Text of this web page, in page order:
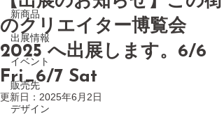
新商品
出展情報
イベント
販売先
デザイン
のクリエイター博覧会
2025 へ出展します。6/6
Fri_6/7 Sat
更新日： 2025年6月2日